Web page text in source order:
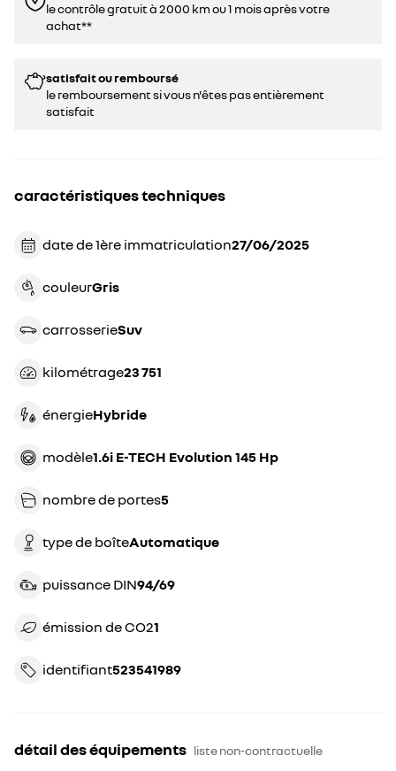
le contrôle gratuit à 2000 km ou 1 mois après votre
achat**
satisfait ou remboursé
le remboursement si vous n'êtes pas entièrement
satisfait
caractéristiques techniques
date de 1ère immatriculation 27/06/2025
couleur gris
carrosserie suv
kilométrage 23 751
énergie hybride
modèle 1.6i E-TECH Evolution 145 Hp
nombre de portes5
type de boîte automatique
puissance DIN 94/69
émission de CO21
identifiant 523541989
détail des équipements liste non-contractuelle